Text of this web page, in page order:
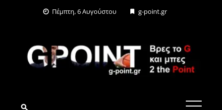
Πέμπτη, 6 Αυγούστου g-point.gr
G-POINT.GR